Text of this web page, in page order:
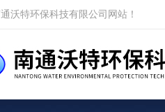
沃特环保科技有限公司网站！